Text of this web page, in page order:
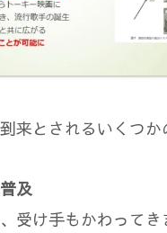
来とされるいくつか
及
受け手もかわってき